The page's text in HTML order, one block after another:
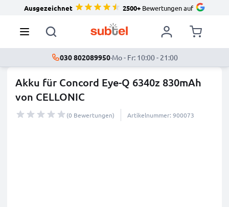
Ausgezeichnet 2500+Bewertungen auf
030 802089950·Mo - Fr: 10:00 - 21:00
Akku für Concord Eye-Q 6340z 830mAh
von CELLONIC
(0 Bewertungen) Artikelnummer: 900073